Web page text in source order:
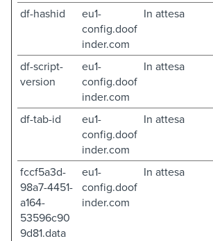
df-hashid
eu1-
config.doof
inder.com
In attesa
df-script-
version
eu1-
config.doof
inder.com
In attesa
df-tab-id
eu1-
config.doof
inder.com
In attesa
fccf5a3d-
98a7-4451-
a164-
53596c90
9d81.data
eu1-
config.doof
inder.com
In attesa